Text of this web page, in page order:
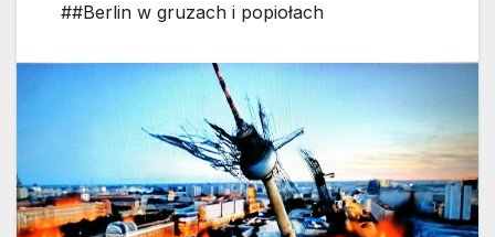
##Berlin w gruzach i popiołach